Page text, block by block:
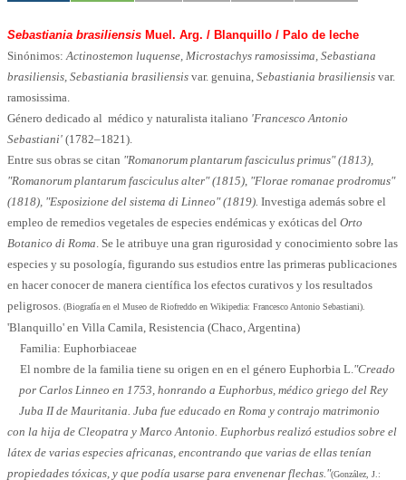
Sebastiania brasiliensis Muel. Arg. / Blanquillo / Palo de leche
Sinónimos: Actinostemon luquense, Microstachys ramosissima, Sebastiana
brasiliensis, Sebastiania brasiliensis var. genuina, Sebastiania brasiliensis var.
ramosissima.
Género dedicado al médico y naturalista italiano 'Francesco Antonio
Sebastiani' (1782–1821).
Entre sus obras se citan "Romanorum plantarum fasciculus primus" (1813),
"Romanorum plantarum fasciculus alter" (1815) "Florae romanae prodromus"
(1818), "Esposizione del sistema di Linneo" (1819). Investiga además sobre el
empleo de remedios vegetales de especies endémicas y exóticas del Orto
Botanico di Roma . Se le atribuye una gran rigurosidad y conocimiento sobre las
especies y su posología, figurando sus estudios entre las primeras publicaciones
en hacer conocer de manera científica los efectos curativos y los resultados
peligrosos. (Biografía en el Museo de Riofreddo en Wikipedia: Francesco Antonio Sebastiani).
'Blanquillo' en Villa Camila, Resistencia (Chaco, Argentina)
Familia: Euphorbiaceae
El nombre de la familia tiene su origen en en el género Euphorbia L. "Creado
por Carlos Linneo en 1753, honrando a Euphorbus, médico griego del Rey
Juba II de Mauritania. Juba fue educado en Roma y contrajo matrimonio
con la hija de Cleopatra y Marco Antonio. Euphorbus realizó estudios sobre el
látex de varias especies africanas, encontrando que varias de ellas tenían
propiedades tóxicas, y que podía usarse para envenenar flechas."(González, J.: